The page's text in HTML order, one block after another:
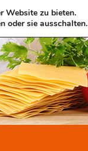
Website zu bieten.
oder sie ausschalten.